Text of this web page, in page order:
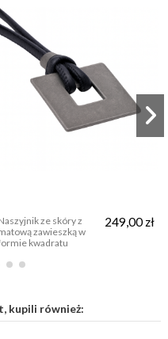
ze skóry z
zawieszką w
kwadratu
249,00 zł
kupili również: